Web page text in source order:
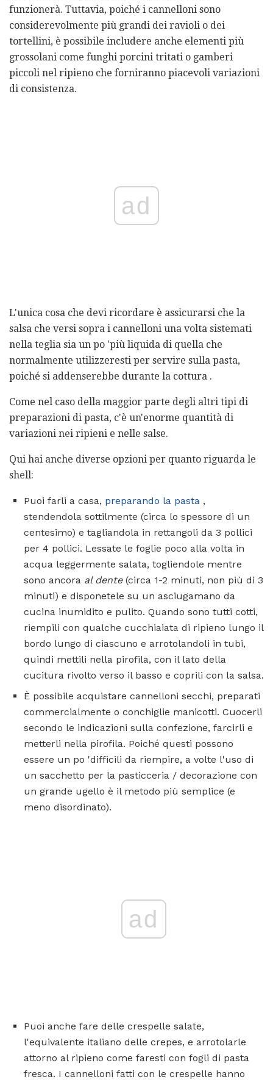
funzionerà. Tuttavia, poiché i cannelloni sono
considerevolmente più grandi dei ravioli o dei
tortellini, è possibile includere anche elementi più
grossolani come funghi porcini tritati o gamberi
piccoli nel ripieno che forniranno piacevoli variazioni
di consistenza.
ad
L'unica cosa che devi ricordare è assicurarsi che la
salsa che versi sopra i cannelloni una volta sistemati
nella teglia sia un po 'più liquida di quella che
normalmente utilizzeresti per servire sulla pasta,
poiché si addenserebbe durante la cottura .
Come nel caso della maggior parte degli altri tipi di
preparazioni di pasta, c'è un'enorme quantità di
variazioni nei ripieni e nelle salse.
Qui hai anche diverse opzioni per quanto riguarda le
shell:
Puoi farli a casa, preparando la pasta ,
stendendola sottilmente (circa lo spessore di un
centesimo) e tagliandola in rettangoli da 3 pollici
per 4 pollici. Lessate le foglie poco alla volta in
acqua leggermente salata, togliendole mentre
sono ancora al dente(circa 1-2 minuti, non più di 3
minuti) e disponetele su un asciugamano da
cucina inumidito e pulito. Quando sono tutti cotti,
riempili con qualche cucchiaiata di ripieno lungo il
bordo lungo di ciascuno e arrotolandoli in tubi,
quindi mettili nella pirofila, con il lato della
cucitura rivolto verso il basso e coprili con la salsa.
È possibile acquistare cannelloni secchi, preparati
commercialmente o conchiglie manicotti. Cuocerli
secondo le indicazioni sulla confezione, farcirli e
metterli nella pirofila. Poiché questi possono
essere un po 'difficili da riempire, a volte l'uso di
un sacchetto per la pasticceria / decorazione con
un grande ugello è il metodo più semplice (e
meno disordinato).
ad
Puoi anche fare delle crespelle salate,
l'equivalente italiano delle crepes, e arrotolarle
attorno al ripieno come faresti con fogli di pasta
fresca. I cannelloni fatti con le crespelle hanno